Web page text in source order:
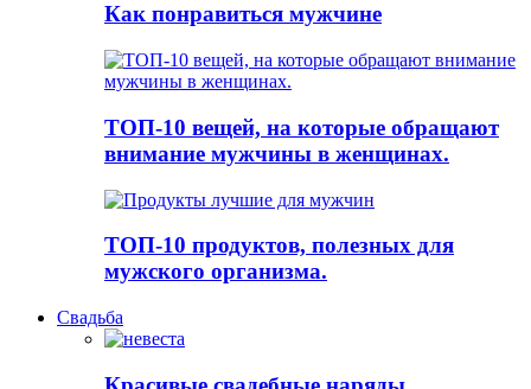
Как понравиться мужчине
ТОП-10 вещей, на которые обращают
внимание мужчины в женщинах.
ТОП-10 продуктов, полезных для
мужского организма.
Свадьба